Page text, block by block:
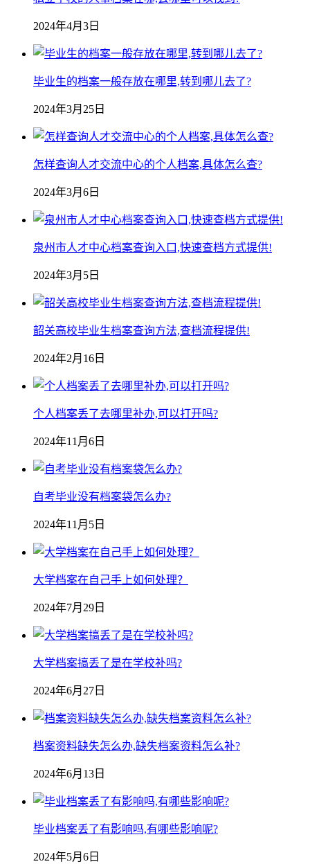
2024年4月3日
毕业生的档案一般存放在哪里,转到哪儿去了?
2024年3月25日
怎样查询人才交流中心的个人档案,具体怎么查?
2024年3月6日
泉州市人才中心档案查询入口,快速查档方式提供!
2024年3月5日
韶关高校毕业生档案查询方法,查档流程提供!
2024年2月16日
个人档案丢了去哪里补办,可以打开吗?
2024年11月6日
自考毕业没有档案袋怎么办?
2024年11月5日
大学档案在自己手上如何处理？
2024年7月29日
大学档案搞丢了是在学校补吗?
2024年6月27日
档案资料缺失怎么办,缺失档案资料怎么补?
2024年6月13日
毕业档案丢了有影响吗,有哪些影响呢?
2024年5月6日